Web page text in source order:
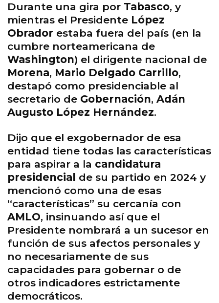
Durante una gira por Tabasco, y
mientras el Presidente López
Obrador estaba fuera del país (en la
cumbre norteamericana de
Washington) el dirigente nacional de
Morena, Mario Delgado Carrillo,
destapó como presidenciable al
secretario de Gobernación, Adán
Augusto López Hernández.
Dijo que el exgobernador de esa
entidad tiene todas las características
para aspirar a la candidatura
presidencial de su partido en 2024 y
mencionó como una de esas
“características” su cercanía con
AMLO, insinuando así que el
Presidente nombrará a un sucesor en
función de sus afectos personales y
no necesariamente de sus
capacidades para gobernar o de
otros indicadores estrictamente
democráticos.